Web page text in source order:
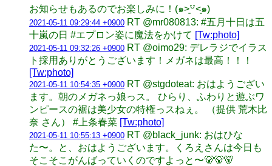
お知らせもあるのでお楽しみに！(๑˃͈꒵˂͈๑)
2021-05-11 09:29:44 +0900 RT @mr080813: #五月十日は五
十嵐の日 #エプロン姿に魔法をかけて [Tw:photo]
2021-05-11 09:32:26 +0900 RT @oimo29: デレラジでイラス
ト採用ありがとうございます！メガネは最高！！！
[Tw:photo]
2021-05-11 10:54:35 +0900 RT @stgdoteat: おはようござい
ます。朝のメガネっ娘っス。 ひらり、ふわりと遊ぶワ
ンピースの裾は美少女の特権っスねぇ。 （提供 荒木比
奈 さん） #上条春菜 [Tw:photo]
2021-05-11 10:55:13 +0900 RT @black_junk: おはひな
た〜。と、おはようございます。くろえさんは今日も
そこそこがんばっていくのですよっと〜🐻🐻🐻